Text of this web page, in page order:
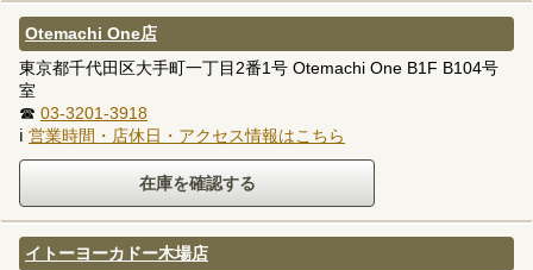
Otemachi One店
東京都千代田区大手町一丁目2番1号 Otemachi One B1F B104号
室
☎ 03-3201-3918
ℹ 営業時間・店休日・アクセス情報はこちら
イトーヨーカドー木場店